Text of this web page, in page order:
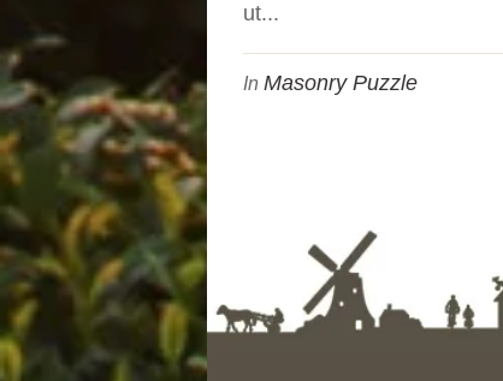
ut...
In Masonry Puzzle